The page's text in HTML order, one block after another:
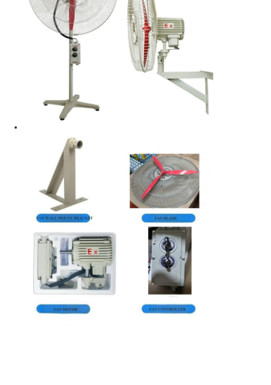
Explosionsgeschützte Box
Explosionsgeschützter Schalter
Explosionssichere Kabeldrüsen
explosionssicherer Stecker und Sockel